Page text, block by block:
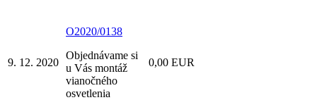
9. 12. 2020
O2020/0138
Objednávame si
u Vás montáž
vianočného
osvetlenia
0,00 EUR